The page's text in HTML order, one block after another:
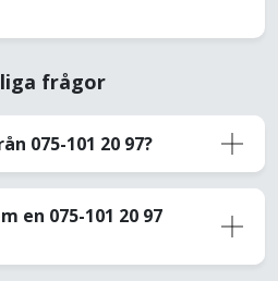
frågor
075-101 20 97?
en 075-101 20 97